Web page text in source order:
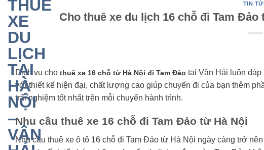
TIN
Cho thuê xe du lịch 16 chỗ đi Tam
Dịch vụ cho thuê xe 16 chỗ từ Hà Nội đi Tam Đảo tại Vân Hải luôn
với thiết kế hiện đại, chất lượng cao giúp chuyến đi của bạn thêm
trải nghiệm tốt nhất trên mỗi chuyến hành trình.
Nhu cầu thuê xe 16 chỗ đi Tam Đảo từ Hà Nội
Nhu cầu thuê xe ô tô 16 chỗ đi Tam Đảo từ Hà Nội ngày càng trở